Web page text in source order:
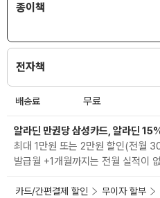
종이책
전자책
배송료 무료
알라딘 만권당 삼성카드, 알라딘
최대 1만원 또는 2만원 할인(전월
발급월 +1개월까지는 전월 실적이
카드/간편결제 할인 무이자 할부